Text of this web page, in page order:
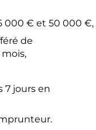
000 € et 50 000 €,
de
7 jours en